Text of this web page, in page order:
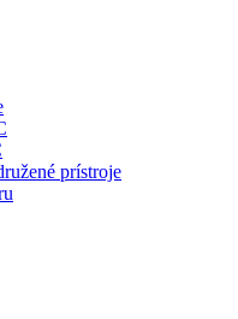
prístroje